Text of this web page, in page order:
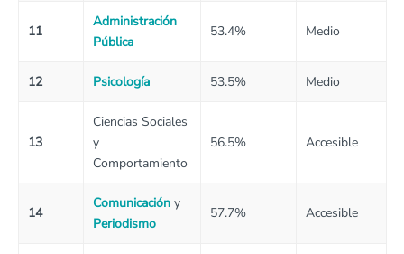
11
Administración
Pública
53.4% Medio
12 Psicología 53.5% Medio
13
Ciencias Sociales
y
Comportamiento
56.5% Accesible
14
Comunicación y
Periodismo
57.7% Accesible